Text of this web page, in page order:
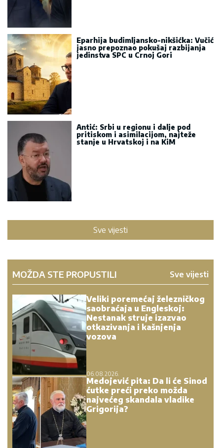
Eparhija budimljansko-nikšićka: Vučić
jasno prepoznao pokušaj razbijanja
jedinstva SPC u Crnoj Gori
Antić: Srbi u regionu i dalje pod
pritiskom i asimilacijom, najteže
stanje u Hrvatskoj i na KiM
Sve vijesti
MOŽDA STE PROPUSTILI Sve vijesti
Veliki poremećaj železničkog
saobraćaja u Engleskoj:
Nestanak struje izazvao
otkazivanja i kašnjenja
vozova
06.08.2026.
Medojević pita: Da li će Sinod
ćutke preći preko možda
najvećeg skandala vladike
Grigorija?